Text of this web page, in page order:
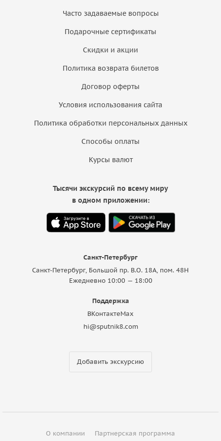
Часто задаваемые вопросы
Подарочные сертификаты
Скидки и акции
Политика возврата билетов
Договор оферты
Условия использования сайта
Политика обработки персональных данных
Способы оплаты
Курсы валют
Санкт-Петербург
Санкт-Петербург, Большой пр. В.О. 18A, пом. 48Н
Ежедневно 10:00 — 18:00
Поддержка
ВКонтактеMax
hi@sputnik8.com
Добавить экскурсию
Тысячи экскурсий по всему миру
в одном приложении:
О компании Партнерская программа